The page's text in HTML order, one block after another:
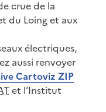
crue de la
du Loing et aux
électriques,
aussi renvoyer
Cartoviz ZIP
et l’Institut